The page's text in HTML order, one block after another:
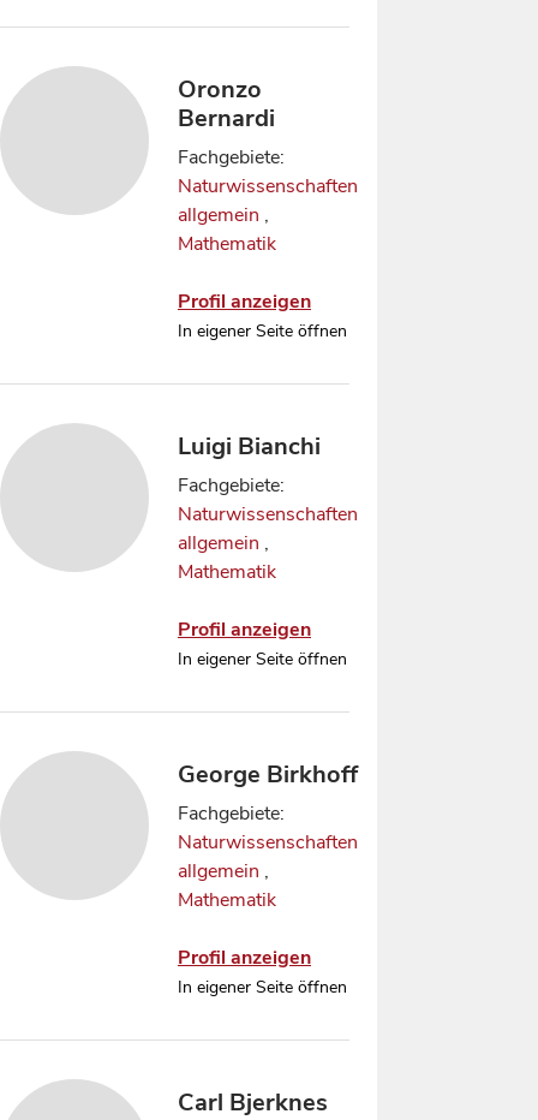
Oronzo
Bernardi
Fachgebiete:
Naturwissenschaften
allgemein ,
Mathematik
Profil anzeigen
In eigener Seite öffnen
Luigi Bianchi
Fachgebiete:
Naturwissenschaften
allgemein ,
Mathematik
Profil anzeigen
In eigener Seite öffnen
George Birkhoff
Fachgebiete:
Naturwissenschaften
allgemein ,
Mathematik
Profil anzeigen
In eigener Seite öffnen
Carl Bjerknes